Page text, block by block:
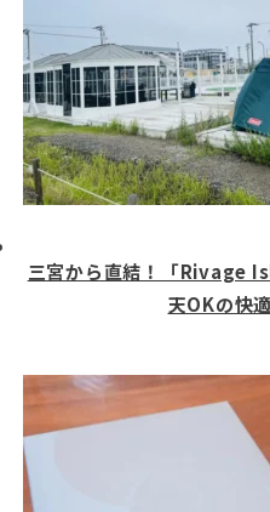
三宮から直結！「Rivage
天OKの快